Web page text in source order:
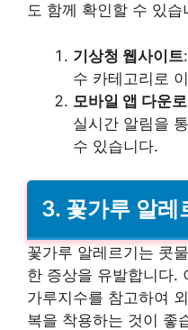
도 함께 확인할 수 있습
기상청 웹사이트
수 카테고리로
모바일 앱 다운
실시간 알림을
수 있습니다.
3. 꽃가루 알레
꽃가루 알레르기는 콧
한 증상을 유발합니다.
가루지수를 참고하여
복을 착용하는 것이 좋